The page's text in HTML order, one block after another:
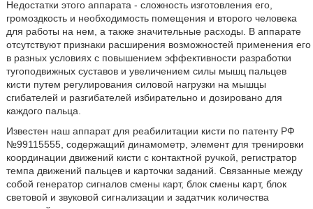
Недостатки этого аппарата - сложность изготовления его,
громоздкость и необходимость помещения и второго человека
для работы на нем, а также значительные расходы. В аппарате
отсутствуют признаки расширения возможностей применения его
в разных условиях с повышением эффективности разработки
тугоподвижных суставов и увеличением силы мышц пальцев
кисти путем регулирования силовой нагрузки на мышцы
сгибателей и разгибателей избирательно и дозировано для
каждого пальца.
Известен наш аппарат для реабилитации кисти по патенту РФ
№99115555, содержащий динамометр, элемент для тренировки
координации движений кисти с контактной ручкой, регистратор
темпа движений пальцев и карточки заданий. Связанные между
собой генератор сигналов смены карт, блок смены карт, блок
световой и звуковой сигнализации и задатчик количества